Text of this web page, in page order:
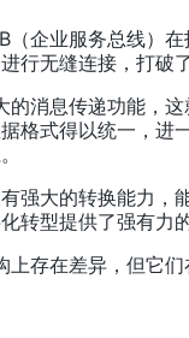
（企业服务总线）
行无缝连接，打破
的消息传递功能，
格式得以统一，
强大的转换能力
转型提供了强有